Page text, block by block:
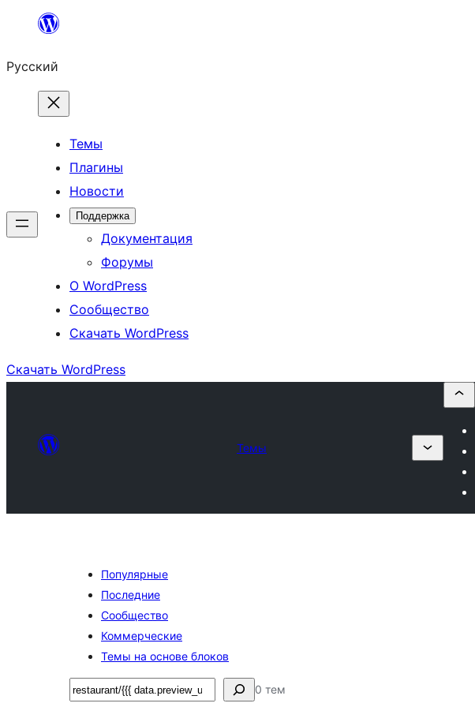
Перейти
содержимому
Русский
Темы
Плагины
Новости
Поддержка
Документация
Форумы
О WordPress
Сообщество
Скачать WordPress
Скачать WordPress
Темы
Популярные
Последние
Сообщество
Коммерческие
Темы на основе блоков
Поиск 0 тем